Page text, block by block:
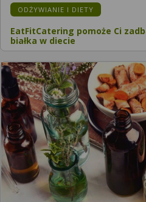
ODŻYWIANIE I DIETY
EatFitCatering pomoże Ci
białka w diecie